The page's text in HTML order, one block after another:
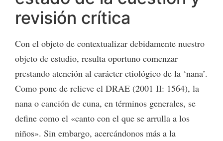
revisión crítica
Con el objeto de contextualizar debidamente nuestro
objeto de estudio, resulta oportuno comenzar
prestando atención al carácter etiológico de la ‘nana’.
Como pone de relieve el DRAE (2001 II: 1564), la
nana o canción de cuna, en términos generales, se
define como el «canto con el que se arrulla a los
niños». Sin embargo, acercándonos más a la